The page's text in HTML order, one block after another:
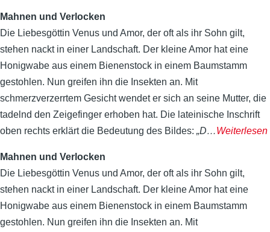
Mahnen und Verlocken
Die Liebesgöttin Venus und Amor, der oft als ihr Sohn gilt,
stehen nackt in einer Landschaft. Der kleine Amor hat eine
Honigwabe aus einem Bienenstock in einem Baumstamm
gestohlen. Nun greifen ihn die Insekten an. Mit
schmerzverzerrtem Gesicht wendet er sich an seine Mutter, die
tadelnd den Zeigefinger erhoben hat. Die lateinische Inschrift
oben rechts erklärt die Bedeutung des Bildes: „D…Weiterlesen
Mahnen und Verlocken
Die Liebesgöttin Venus und Amor, der oft als ihr Sohn gilt,
stehen nackt in einer Landschaft. Der kleine Amor hat eine
Honigwabe aus einem Bienenstock in einem Baumstamm
gestohlen. Nun greifen ihn die Insekten an. Mit